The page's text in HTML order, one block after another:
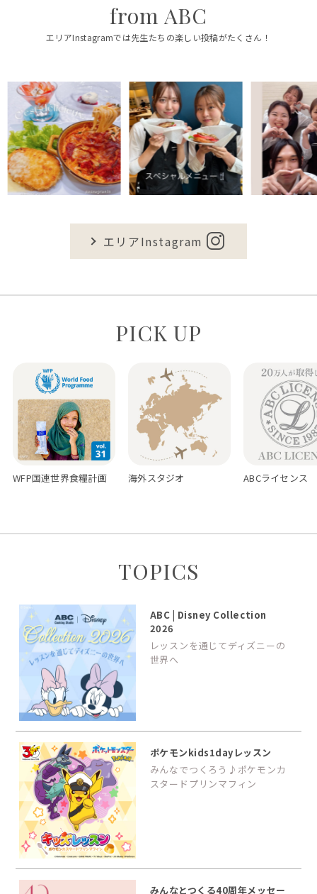
from ABC
エリアInstagramでは先生たちの楽しい投稿がたくさん！
エリアInstagram
PICK UP
WFP国連世界食糧計画 海外スタジオ ABCライセンス
TOPICS
ABC | Disney Collection
2026
レッスンを通じてディズニーの
世界へ
ポケモンkids1dayレッスン
みんなでつくろう♪ポケモンカ
スタードプリンマフィン
みんなとつくる40周年メッセー